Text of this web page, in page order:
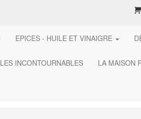
EPICES - HUILE ET VINAIGRE
LES INCONTOURNABLES LA MAISON